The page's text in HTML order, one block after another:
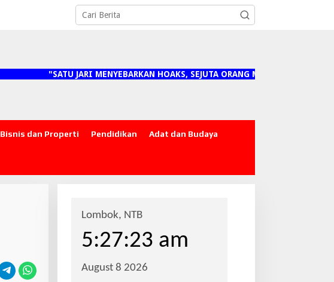
"SATU JARI MENYEBARKAN HOAKS, SEJUTA ORANG MENANGGUNG
Bisnis dan Properti Pendidikan Adat dan Budaya